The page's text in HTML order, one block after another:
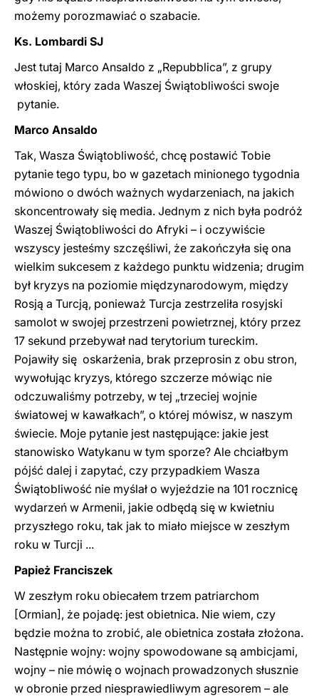
możemy porozmawiać o szabacie.
Ks. Lombardi SJ
Jest tutaj Marco Ansaldo z „Repubblica”, z grupy
włoskiej, który zada Waszej Świątobliwości swoje
pytanie.
Marco Ansaldo
Tak, Wasza Świątobliwość, chcę postawić Tobie
pytanie tego typu, bo w gazetach minionego tygodnia
mówiono o dwóch ważnych wydarzeniach, na jakich
skoncentrowały się media. Jednym z nich była podróż
Waszej Świątobliwości do Afryki – i oczywiście
wszyscy jesteśmy szczęśliwi, że zakończyła się ona
wielkim sukcesem z każdego punktu widzenia; drugim
był kryzys na poziomie międzynarodowym, między
Rosją a Turcją, ponieważ Turcja zestrzeliła rosyjski
samolot w swojej przestrzeni powietrznej, który przez
17 sekund przebywał nad terytorium tureckim.
Pojawiły się oskarżenia, brak przeprosin z obu stron,
wywołując kryzys, którego szczerze mówiąc nie
odczuwaliśmy potrzeby, w tej „trzeciej wojnie
światowej w kawałkach”, o której mówisz, w naszym
świecie. Moje pytanie jest następujące: jakie jest
stanowisko Watykanu w tym sporze? Ale chciałbym
pójść dalej i zapytać, czy przypadkiem Wasza
Świątobliwość nie myślał o wyjeździe na 101 rocznicę
wydarzeń w Armenii, jakie odbędą się w kwietniu
przyszłego roku, tak jak to miało miejsce w zeszłym
roku w Turcji ...
Papież Franciszek
W zeszłym roku obiecałem trzem patriarchom
[Ormian], że pojadę: jest obietnica. Nie wiem, czy
będzie można to zrobić, ale obietnica została złożona.
Następnie wojny: wojny spowodowane są ambicjami,
wojny – nie mówię o wojnach prowadzonych słusznie
w obronie przed niesprawiedliwym agresorem – ale